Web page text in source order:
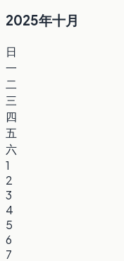
2025年十月
日
一
二
三
四
五
六
1
2
3
4
5
6
7